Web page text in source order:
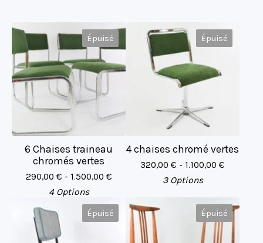
Épuisé
6 Chaises traineau
chromés vertes
290,00 € - 1.500,00 €
4 Options
Épuisé
4 chaises chromé vertes
320,00 € - 1.100,00 €
3 Options
Épuisé Épuisé